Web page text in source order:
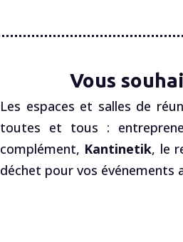
Vous
Les espaces et salles de
toutes et tous :
complément, Kantinetik, le
déchet pour vos événements